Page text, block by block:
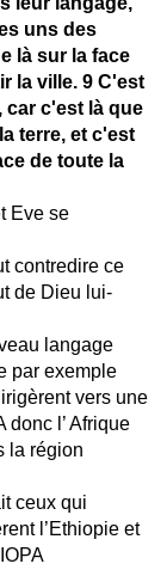
uns des
là sur la face
la ville. 9 C'est
car c'est là que
terre, et c'est
de toute la
Eve se
contredire ce
de Dieu lui-
langage
par exemple
vers une
donc l’ Afrique
la région
ceux qui
l’Ethiopie et